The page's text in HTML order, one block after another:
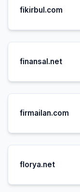
fikirbul.com
finansal.net
firmailan.com
florya.net